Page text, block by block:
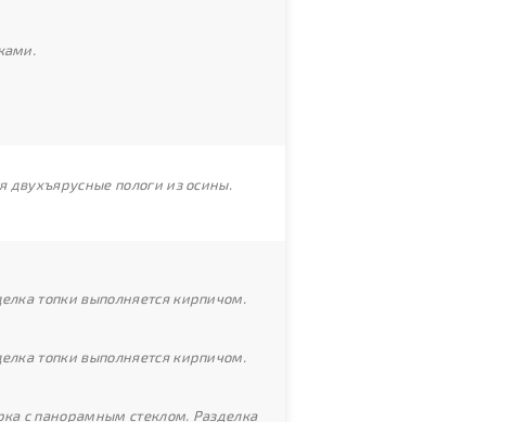
двухъярусные пологи из осины.
топки выполняется кирпичом.
топки выполняется кирпичом.
с панорамным стеклом. Разделка